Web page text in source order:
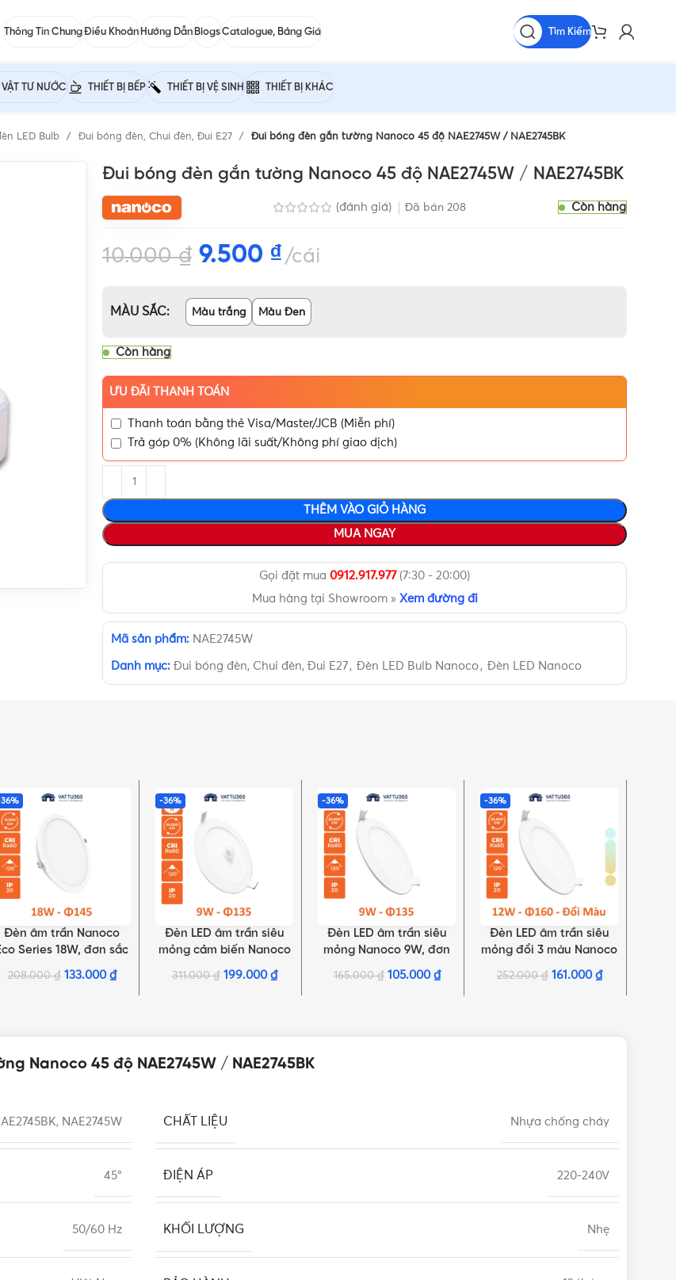
Thông Tin ChungĐiều Khoản Hướng Dẫn BlogsCatalogue, Bảng Giá Tìm Kiếm
VẬT TƯ NƯỚC THIẾT BỊ BẾP THIẾT BỊ VỆ SINH THIẾT BỊ KHÁC
LED Bulb Đui bóng đèn, Chui đèn, Đui E27 Đui bóng đèn gắn tường Nanoco 45 độ NAE2745W / NAE2745BK
Đui bóng đèn gắn tường Nanoco 45 độ NAE2745W / NAE2745BK
(đánh giá) Đã bán 208 Còn hàng
10.000₫ 9.500 ₫ cái
MÀU SẮC Màu trắng Màu Đen
Còn hàng
ƯU ĐÃI THANH TOÁN
Thanh toán bằng thẻ Visa/Master/JCB (Miễn phí)
Trả góp 0% (Không lãi suất/Không phí giao dịch)
THÊM VÀO GIỎ HÀNG
MUA NGAY
Gọi đặt mua 0912.917.977(7:30 - 20:00)
Mua hàng tại Showroom » Xem đường đi
Mã sản phẩm: NAE2745W
Danh mục: Đui bóng đèn, Chui đèn, Đui E27, Đèn LED Bulb Nanoco, Đèn LED Nanoco
CHỌN TÙY CHỌN
Đèn âm trần Nanoco
Series 18W, đơn sắc
| NED186, NED184,
NED183
208.000₫ 133.000 ₫
-36%
LỰA CHỌN TÙY CHỌN
Đèn LED âm trần siêu
mỏng cảm biến Nanoco
9W, đơn sắc | NSD096S,
NSD093S
311.000₫ 199.000 ₫
-36%
LỰA CHỌN TÙY CHỌN
Đèn LED âm trần siêu
mỏng Nanoco 9W, đơn
sắc | NSD0961, NSD0941,
NSD0931
165.000₫ 105.000 ₫
-36%
THÊM VÀO GIỎ HÀNG
Đèn LED âm trần siêu
mỏng đổi 3 màu Nanoco
12W | NSD12C1
252.000₫ 161.000 ₫
Nanoco 45 độ NAE2745W / NAE2745BK
NAE2745W CHẤT LIỆU Nhựa chống cháy
45° ĐIỆN ÁP 220-240V
50/60 Hz KHỐI LƯỢNG Nhẹ